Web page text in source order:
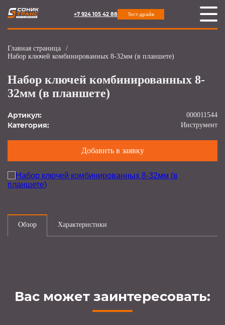
+7 924 105 42 88 Тест-драйв
Главная страница
/
Набор ключей комбинированных 8-32мм (в планшете)
Набор ключей комбинированных 8-
32мм (в планшете)
Артикул: 000011544
Категория: Инструмент
Добавить в заявку
Обзор Характеристики
Вас может заинтересовать: